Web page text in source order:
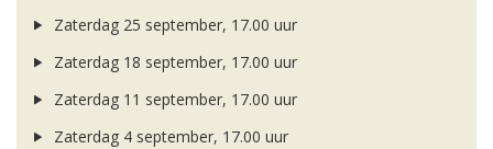
Zaterdag 25 september, 17.00 uur
Zaterdag 18 september, 17.00 uur
Zaterdag 11 september, 17.00 uur
Zaterdag 4 september, 17.00 uur